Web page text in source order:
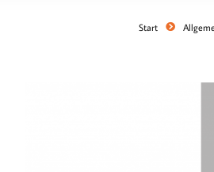
Sie befinden sich hier:Start